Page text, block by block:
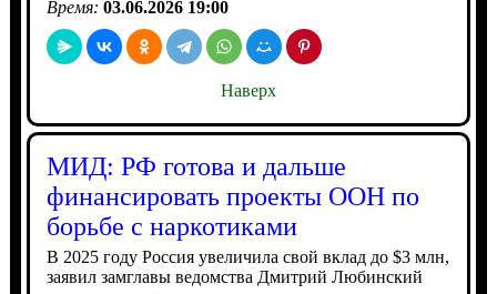
Время: 03.06.2026 19:00
Наверх
МИД: РФ готова и дальше
финансировать проекты ООН по
борьбе с наркотиками
В 2025 году Россия увеличила свой вклад до $3 млн,
заявил замглавы ведомства Дмитрий Любинский